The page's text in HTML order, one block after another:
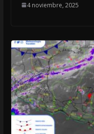
4 noviembre, 2025